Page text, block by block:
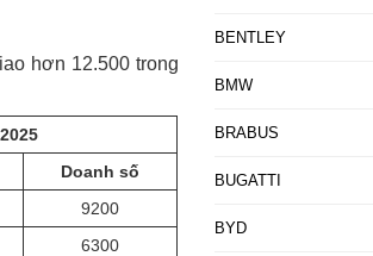
hơn 12.500 trong
Doanh số
9200
6300
BENTLEY
BMW
BRABUS
BUGATTI
BYD